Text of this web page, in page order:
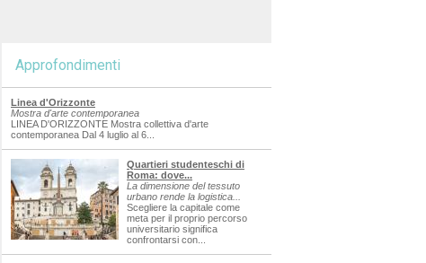
Approfondimenti
Linea d'Orizzonte
Mostra d'arte contemporanea
LINEA D'ORIZZONTE Mostra collettiva d'arte
contemporanea Dal 4 luglio al 6...
Quartieri studenteschi di
Roma: dove...
La dimensione del tessuto
urbano rende la logistica...
Scegliere la capitale come
meta per il proprio percorso
universitario significa
confrontarsi con...